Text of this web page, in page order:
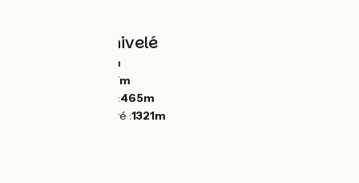
Pentes et dénivelé
1376m
1277m
Point le plus bas :465m
Point le plus élevé :1321m